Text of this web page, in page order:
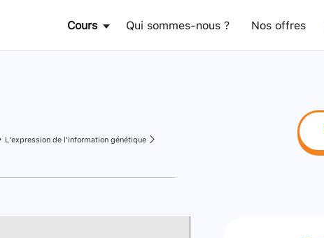
Cours Qui sommes-nous ? Nos offres
L'expression de l'information génétique